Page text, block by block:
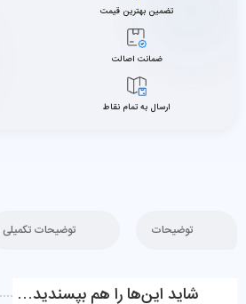
تضمین بهترین قیمت
ضمانت اصالت
ارسال به تمام نقاط
توضیحات توضیحات تکمیلی
شاید این‌ها را هم بپسندید…